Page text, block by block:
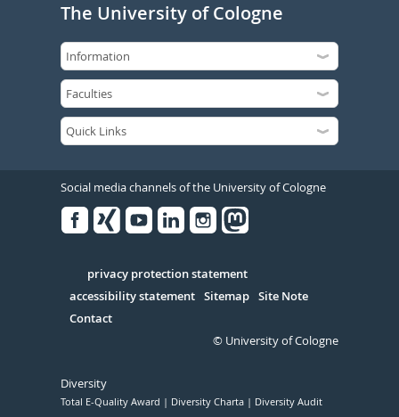
The University of Cologne
Social media channels of the University of Cologne
Serivce
privacy protection statement
accessibility statement Sitemap Site Note
Contact
© University of Cologne
Diversity
Total E-Quality Award Diversity Charta Diversity Audit